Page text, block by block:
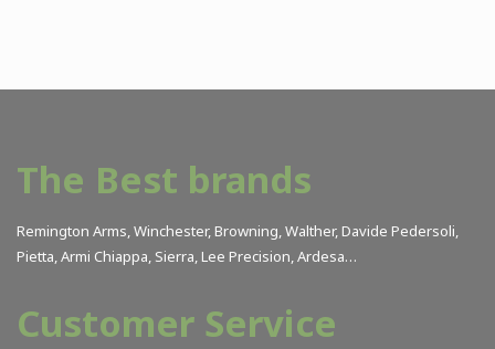
The Best brands
Remington Arms, Winchester, Browning, Walther, Davide Pedersoli,
Pietta, Armi Chiappa, Sierra, Lee Precision, Ardesa…
Customer Service